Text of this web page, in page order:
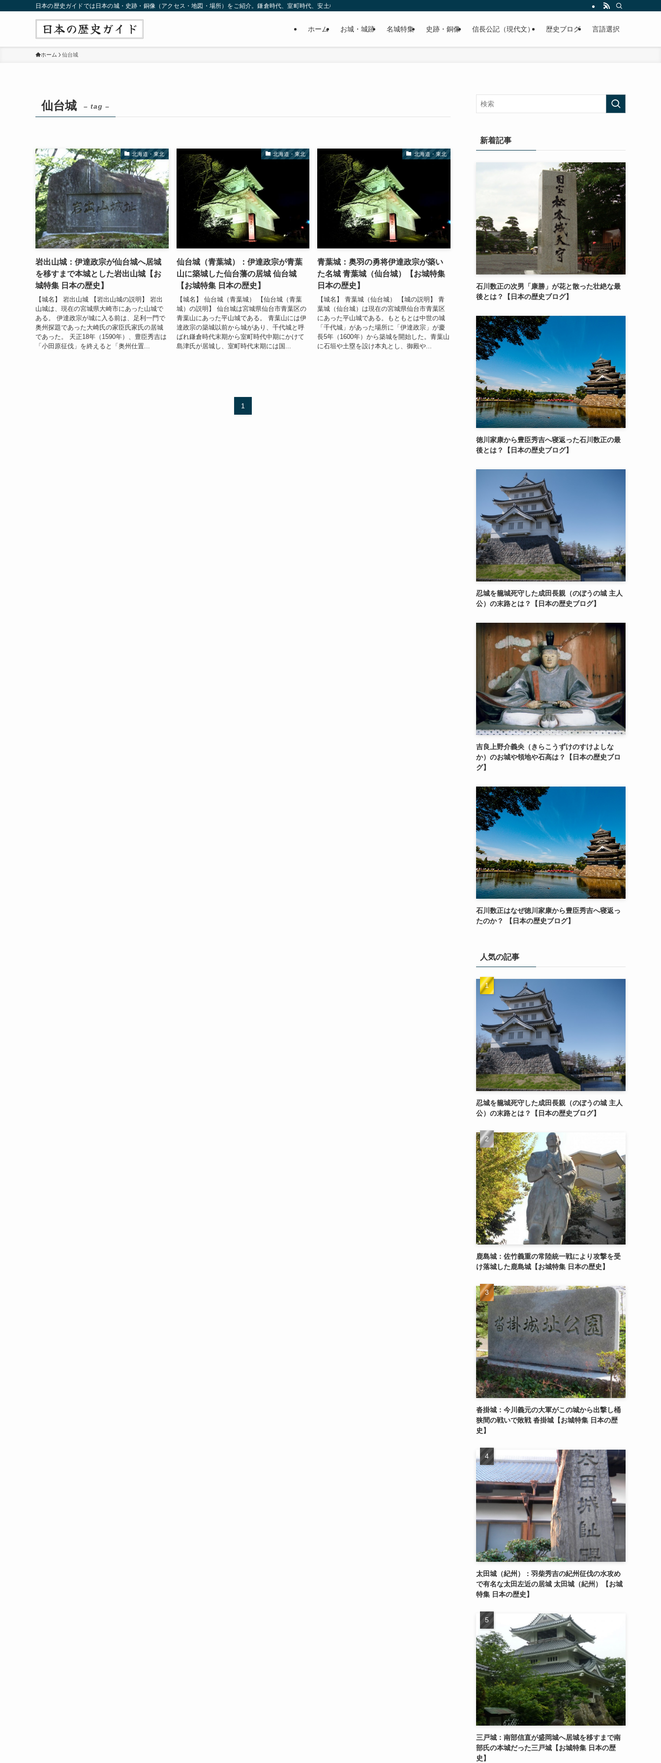
日本の歴史ガイドでは日本の城・史跡・銅像（アクセス・地図・場所）をご紹介。鎌倉時代、室町時代、安土桃山時代（戦国時代）、江戸時代と幅広くご紹介致します。
ホーム お城・城跡 名城特集 史跡・銅像 信長公記（現代文） 歴史ブログ 言語選択
ホーム 仙台城
仙台城 – tag –
北海道・東北
岩出山城：伊達政宗が仙台城へ居城
を移すまで本城とした岩出山城【お
城特集 日本の歴史】
【城名】 岩出山城 【岩出山城の説明】 岩出
山城は、現在の宮城県大崎市にあった山城で
ある。 伊達政宗が城に入る前は、足利一門で
奥州探題であった大崎氏の家臣氏家氏の居城
であった。 天正18年（1590年）、豊臣秀吉は
「小田原征伐」を終えると「奥州仕置...
北海道・東北
仙台城（青葉城）：伊達政宗が青葉
山に築城した仙台藩の居城 仙台城
【お城特集 日本の歴史】
【城名】 仙台城（青葉城） 【仙台城（青葉
城）の説明】 仙台城は宮城県仙台市青葉区の
青葉山にあった平山城である。 青葉山には伊
達政宗の築城以前から城があり、千代城と呼
ばれ鎌倉時代末期から室町時代中期にかけて
島津氏が居城し、室町時代末期には国...
北海道・東北
青葉城：奥羽の勇将伊達政宗が築い
た名城 青葉城（仙台城）【お城特集
日本の歴史】
【城名】 青葉城（仙台城） 【城の説明】 青
葉城（仙台城）は現在の宮城県仙台市青葉区
にあった平山城である。もともとは中世の城
「千代城」があった場所に「伊達政宗」が慶
長5年（1600年）から築城を開始した。青葉山
に石垣や土塁を設け本丸とし、御殿や...
1
新着記事
石川数正の次男「康勝」が花と散った壮絶な最
後とは？【日本の歴史ブログ】
徳川家康から豊臣秀吉へ寝返った石川数正の最
後とは？【日本の歴史ブログ】
忍城を籠城死守した成田長親（のぼうの城 主人
公）の末路とは？【日本の歴史ブログ】
吉良上野介義央（きらこうずけのすけよしな
か）のお城や領地や石高は？【日本の歴史ブロ
グ】
石川数正はなぜ徳川家康から豊臣秀吉へ寝返っ
たのか？ 【日本の歴史ブログ】
人気の記事
忍城を籠城死守した成田長親（のぼうの城 主人
公）の末路とは？【日本の歴史ブログ】
鹿島城：佐竹義重の常陸統一戦により攻撃を受
け落城した鹿島城【お城特集 日本の歴史】
沓掛城：今川義元の大軍がこの城から出撃し桶
狭間の戦いで敗戦 沓掛城【お城特集 日本の歴
史】
太田城（紀州）：羽柴秀吉の紀州征伐の水攻め
で有名な太田左近の居城 太田城（紀州）【お城
特集 日本の歴史】
三戸城：南部信直が盛岡城へ居城を移すまで南
部氏の本城だった三戸城【お城特集 日本の歴
史】